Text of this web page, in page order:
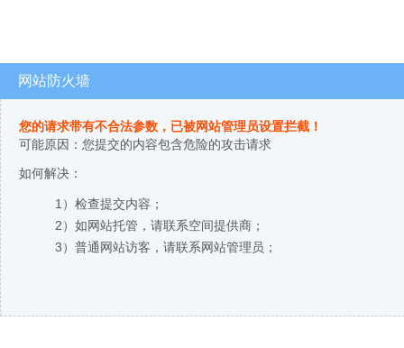
网站防火墙
您的请求带有不合法参数，已被网站管理员设置拦截！
可能原因：您提交的内容包含危险的攻击请求
如何解决：
1）检查提交内容；
2）如网站托管，请联系空间提供商；
3）普通网站访客，请联系网站管理员；